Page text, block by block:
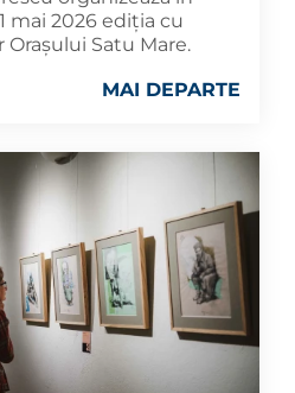
mai 2026 ediția cu
Satu Mare.
MAI DEPARTE